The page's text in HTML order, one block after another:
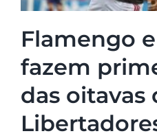
Flamengo
fazem
das oitavas